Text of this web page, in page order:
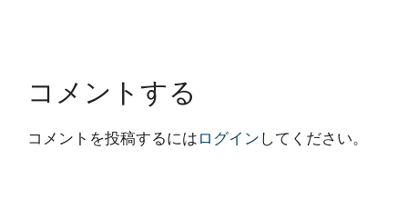
コメントする
コメントを投稿するにはログインしてください。